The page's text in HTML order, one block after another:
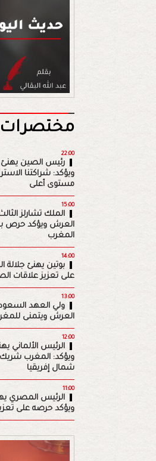
مختصرات
22:00
رئيس الصين يهنئ
ويؤكد: شراكتنا
مستوى أعلى
15:00
الملك تشارلز
العرش ويؤكد حرص
المغرب
14:00
بوتين يهنئ
على تعزيز علاقات
13:00
ولي العهد
العرش ويتمنى
12:00
الرئيس الألماني
ويؤكد: المغرب
شمال إفريقيا
11:00
الرئيس المصري
ويؤكد حرصه على